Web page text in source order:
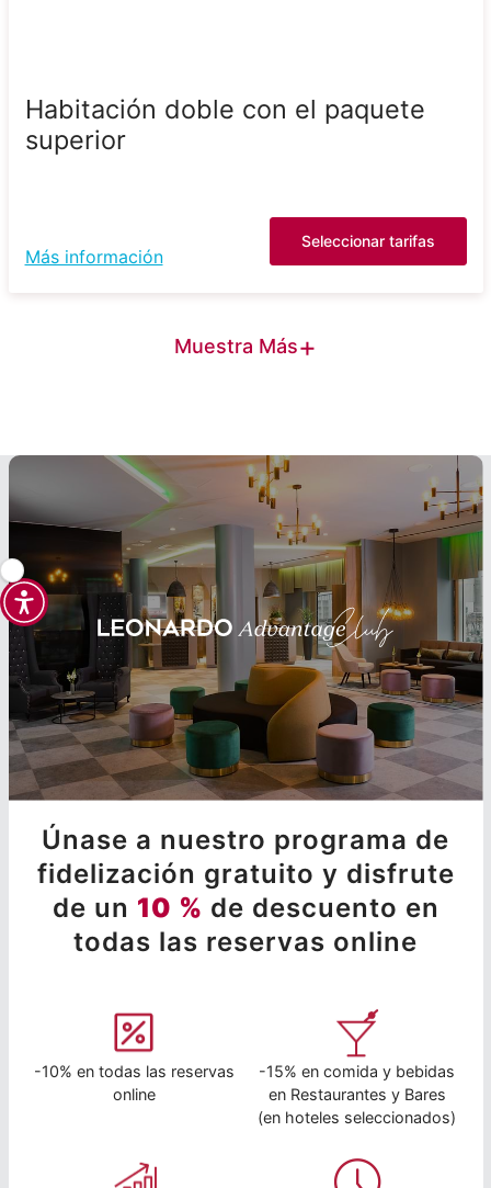
Habitación doble con el paquete
superior
Más información
Seleccionar tarifas
Muestra Más+
Únase a nuestro programa de
fidelización gratuito y disfrute
de un 10 % de descuento en
todas las reservas online
-10% en todas las reservas
online
-15% en comida y bebidas
en Restaurantes y Bares
(en hoteles seleccionados)